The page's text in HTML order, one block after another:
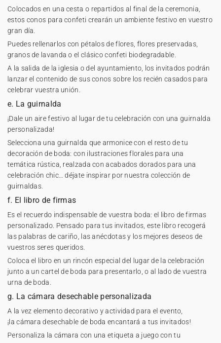
Colocados en una cesta o repartidos al final de la ceremonia,
estos conos para confeti crearán un ambiente festivo en vuestro
gran día.
Puedes rellenarlos con pétalos de flores, flores preservadas,
granos de lavanda o el clásico confeti biodegradable.
A la salida de la iglesia o del ayuntamiento, los invitados podrán
lanzar el contenido de sus conos sobre los recién casados para
celebrar vuestra unión.
e. La guirnalda
¡Dale un aire festivo al lugar de tu celebración con unaguirnalda
personalizada!
Selecciona una guirnalda que armonice con el resto de tu
decoración de boda: con ilustraciones florales para una
temática rústica, realzada con acabados dorados para una
celebración chic… déjate inspirar por nuestra colección de
guirnaldas.
f. El libro de firmas
Es el recuerdo indispensable de vuestra boda: el
libro de firmas
personalizado. Pensado para tus invitados, este libro recogerá
las palabras de cariño, las anécdotas y los mejores deseos de
vuestros seres queridos.
Coloca el libro en un rincón especial del lugar de la celebración
junto a un cartel de boda para presentarlo, o al lado de vuestra
urna de boda.
g. La cámara desechable personalizada
A la vez elemento decorativo y actividad para el evento,
¡lacámara desechable de boda encantará a tus invitados!
Personaliza la cámara con una etiqueta a juego con tu